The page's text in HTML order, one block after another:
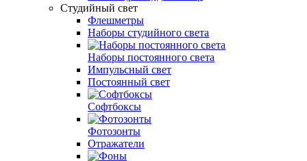
Студийный свет
Флешметры
Наборы студийного света
Наборы постоянного света
Импульсный свет
Постоянный свет
Софтбоксы
Фотозонты
Отражатели